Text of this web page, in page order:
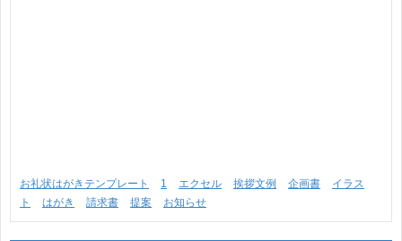
お礼状はがきテンプレート 1 エクセル 挨拶文例 企画書
イラス
ト
はがき 請求書 提案 お知らせ